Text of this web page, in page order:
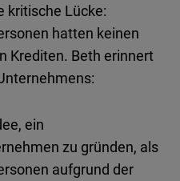
kritische Lücke:
hatten keinen
Krediten. Beth erinnert
ein
zu gründen, als
aufgrund der